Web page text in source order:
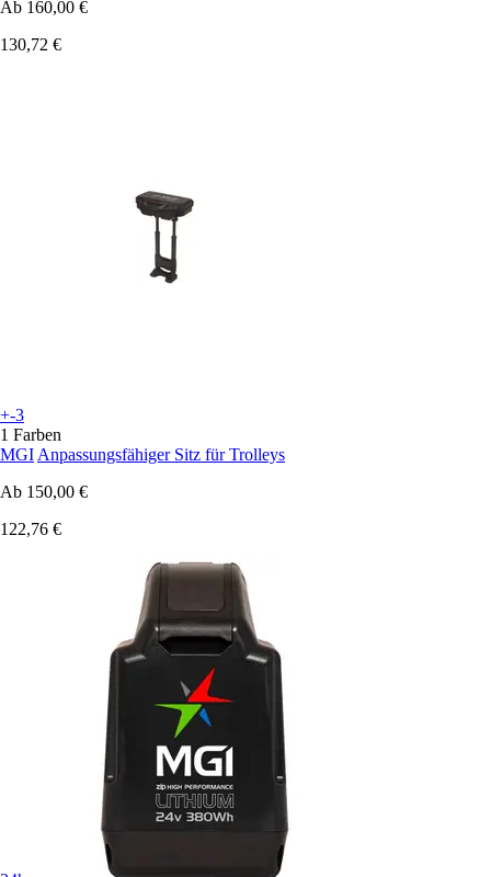
Ab 160,00 €
130,72 €
+-3
1 Farben
MGI Anpassungsfähiger Sitz für Trolleys
Ab 150,00 €
122,76 €